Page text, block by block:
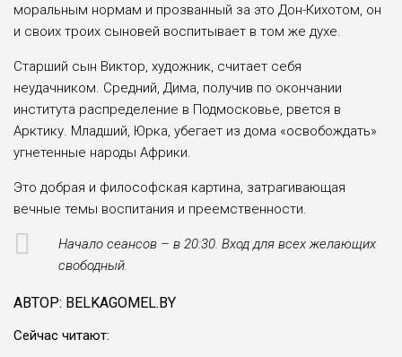
моральным нормам и прозванный за это Дон-Кихотом, он
и своих троих сыновей воспитывает в том же духе.
Старший сын Виктор, художник, считает себя
неудачником. Средний, Дима, получив по окончании
института распределение в Подмосковье, рвется в
Арктику. Младший, Юрка, убегает из дома «освобождать»
угнетенные народы Африки.
Это добрая и философская картина, затрагивающая
вечные темы воспитания и преемственности.
Начало сеансов – в 20:30. Вход для всех желающих
свободный.
АВТОР: BELKAGOMEL.BY
Сейчас читают: